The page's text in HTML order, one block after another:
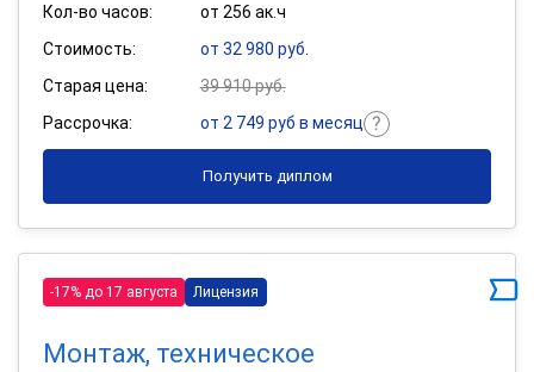
Кол-во часов:
от 256 ак.ч
Стоимость:
от 32 980 руб.
Старая цена:
39 910 руб.
Рассрочка:
от 2 749 руб в месяц
Получить диплом
-17% до 17 августа Лицензия
Монтаж, техническое